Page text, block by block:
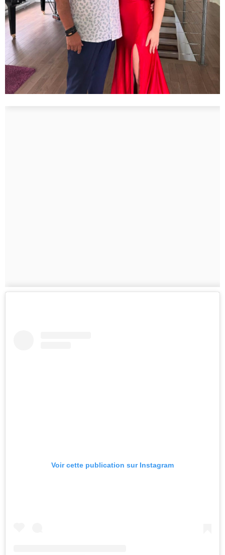
Voir cette publication sur Instagram